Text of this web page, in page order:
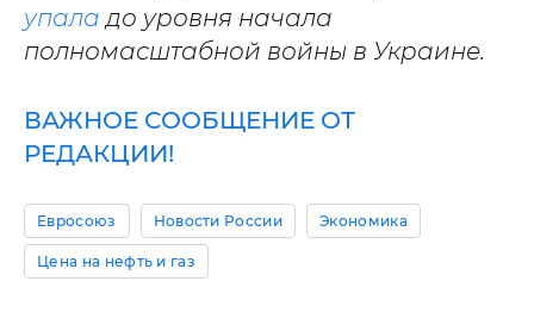
упала до уровня начала
полномасштабной войны в Украине.
ВАЖНОЕ СООБЩЕНИЕ ОТ
РЕДАКЦИИ!
Евросоюз Новости России Экономика
Цена на нефть и газ